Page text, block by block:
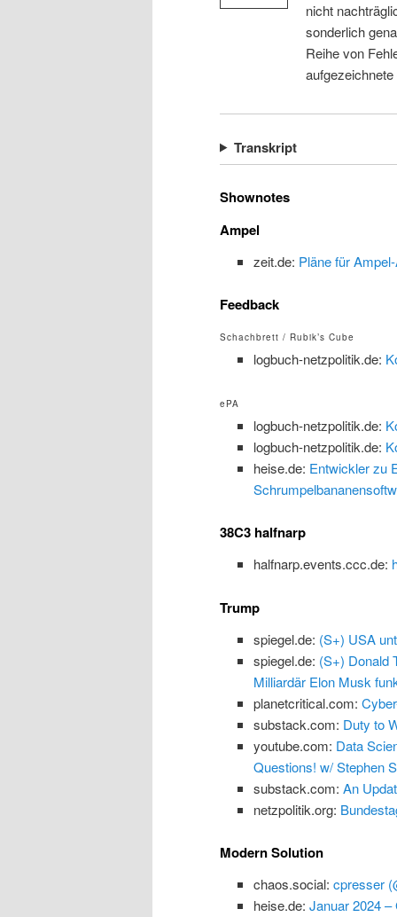
nicht
sonderlich
Reihe von
Transkript
Shownotes
Ampel
zeit.de: Pläne für
Feedback
Schachbrett / Rubik’s Cube
logbuch-netzpolitik.de:
ePA
logbuch-netzpolitik.de:
logbuch-netzpolitik.de:
heise.de: Entwickler zu
38C3 halfnarp
halfnarp.events.ccc.de:
Trump
spiegel.de: (S+) USA
spiegel.de: (S+) Donald
Milliardär Elon Musk
planetcritical.com:
substack.com: Duty to
youtube.com: Data
Questions! w/ Stephen
substack.com: An
netzpolitik.org:
Modern Solution
chaos.social: cpresser
heise.de: Januar 2024